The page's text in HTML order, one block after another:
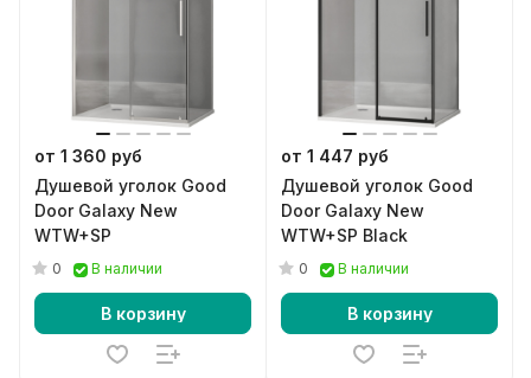
от 1 360 руб
Душевой уголок Good
Door Galaxy New
WTW+SP
0 В наличии
В корзину
от 1 447 руб
Душевой уголок Good
Door Galaxy New
WTW+SP Black
0 В наличии
В корзину